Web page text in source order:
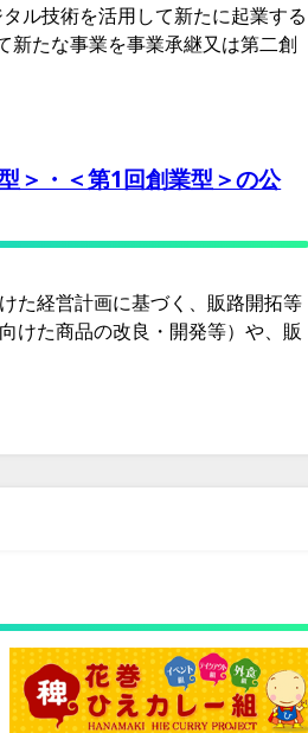
ル技術を活用して新たに起業する
新たな事業を事業承継又は第二創
＞・＜第1回創業型＞の公
た経営計画に基づく、販路開拓等
けた商品の改良・開発等）や、販